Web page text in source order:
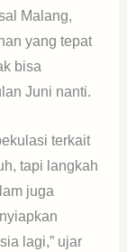
Malang,
yang tepat
bisa
Juni nanti.
terkait
tapi langkah
juga
lagi,” ujar